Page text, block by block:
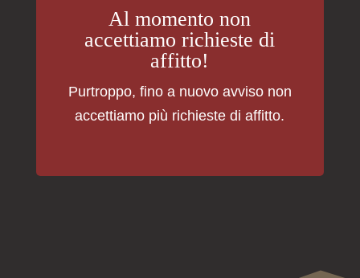
Al momento non
accettiamo richieste di
affitto!
Purtroppo, fino a nuovo avviso non
accettiamo più richieste di affitto.